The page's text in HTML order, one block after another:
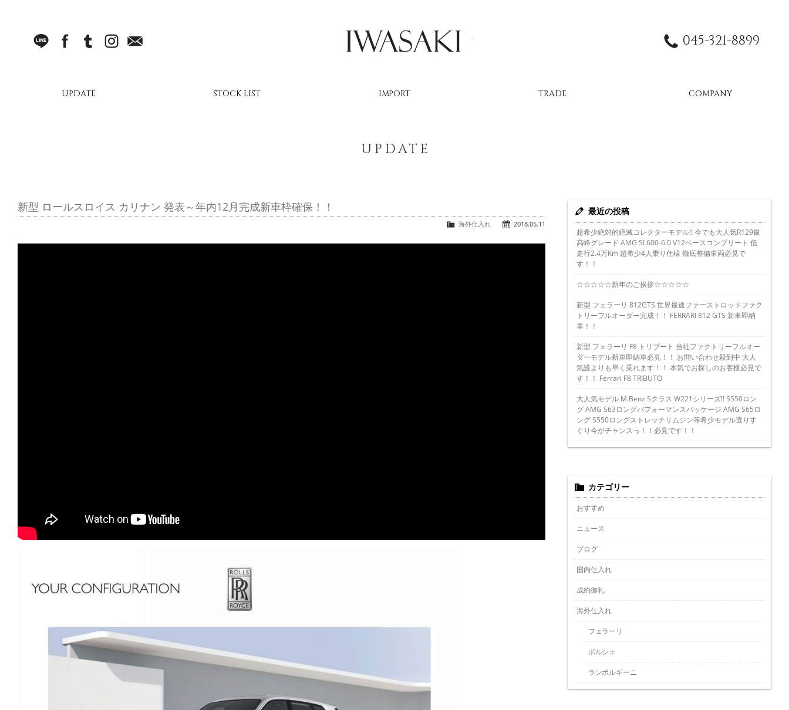
LINE facebookTumblr Instagram 045-321-8899
UPDATE STOCK LIST IMPORT TRADE COMPANY
UPDATE
新型 ロールスロイス カリナン 発表～年内12月完成新車枠確保！！
2018.05.11
海外仕入れ
最近の投稿
超希少絶対的絶滅コレクターモデル!! 今でも大人気R129最
高峰グレード AMG SL600-6.0 V12ベースコンプリート 低
走行2.4万Km 超希少4人乗り仕様 徹底整備車両必見で
す！！
☆☆☆☆☆新年のご挨拶☆☆☆☆☆
新型 フェラーリ 812GTS 世界最速ファーストロッドファク
トリーフルオーダー完成！！ FERRARI 812 GTS 新車即納
車！！
新型 フェラーリ F8 トリブート 当社ファクトリーフルオー
ダーモデル新車即納車必見！！ お問い合わせ殺到中 大人
気誰よりも早く乗れます！！ 本気でお探しのお客様必見で
す！！ Ferrari F8 TRIBUTO
大人気モデル M.Benz Sクラス W221シリーズ!! S550ロン
グ AMG S63ロングパフォーマンスパッケージ AMG S65ロ
ング S550ロングストレッチリムジン等希少モデル選りす
ぐり今がチャンスっ！！必見です！！
カテゴリー
おすすめ
ニュース
ブログ
国内仕入れ
成約御礼
海外仕入れ
フェラーリ
ポルシェ
ランボルギーニ